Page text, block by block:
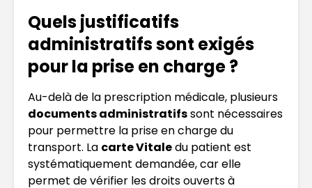
Quels justificatifs
administratifs sont exigés
pour la prise en charge ?
Au-delà de la prescription médicale, plusieurs
documents administratifssont nécessaires
pour permettre la prise en charge du
transport. La carte Vitaledu patient est
systématiquement demandée, car elle
permet de vérifier les droits ouverts à